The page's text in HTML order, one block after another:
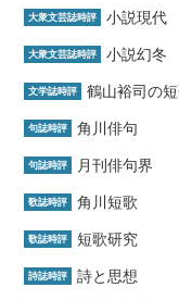
大衆文芸誌時評 小説現代
大衆文芸誌時評 小説幻冬
文学誌時評 鶴山裕司の
句誌時評 角川俳句
句誌時評 月刊俳句界
歌誌時評 角川短歌
歌誌時評 短歌研究
詩誌時評 詩と思想